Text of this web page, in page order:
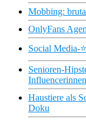
Mobbing:
OnlyFans
Social Media-​​
Senioren-
Haustiere als
Doku